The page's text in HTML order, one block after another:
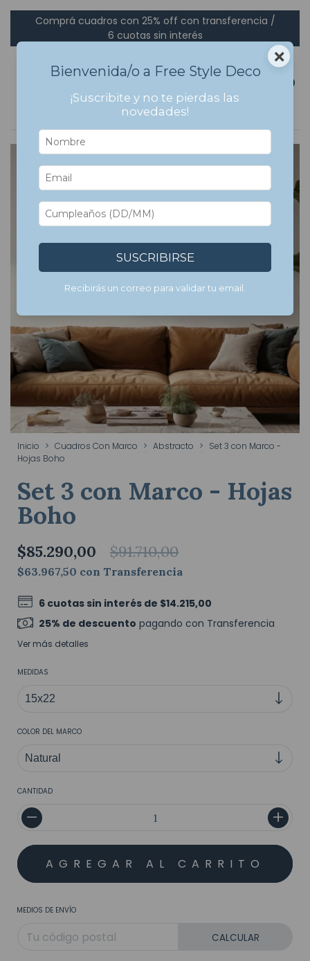
Comprá cuadros con 25% off con transferencia /
6 cuotas sin interés
%OFF
Inicio > Cuadros Con Marco > Abstracto > Set 3 con Marco -
Hojas Boho
Set 3 con Marco - Hojas
Boho
$85.290,00 $91.710,00
$63.967,50 con Transferencia
6 cuotas sin interés de $14.215,00
25% de descuento pagando con Transferencia
Ver más detalles
MEDIDAS
COLOR DEL MARCO
CANTIDAD
MEDIOS DE ENVÍO
CALCULAR
×
Bienvenida/o a Free Style Deco
¡Suscribite y no te pierdas las
novedades!
SUSCRIBIRSE
Recibirás un correo para validar tu email.